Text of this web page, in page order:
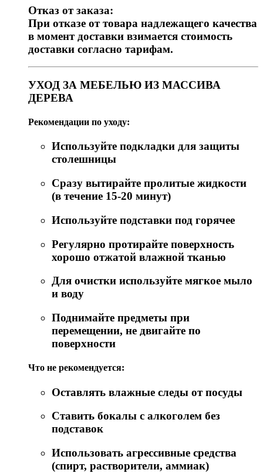
Отказ от заказа:
При отказе от товара надлежащего качества
в момент доставки взимается стоимость
доставки согласно тарифам.
УХОД ЗА МЕБЕЛЬЮ ИЗ МАССИВА
ДЕРЕВА
Рекомендации по уходу:
Используйте подкладки для защиты
столешницы
Сразу вытирайте пролитые жидкости
(в течение 15-20 минут)
Используйте подставки под горячее
Регулярно протирайте поверхность
хорошо отжатой влажной тканью
Для очистки используйте мягкое мыло
и воду
Поднимайте предметы при
перемещении, не двигайте по
поверхности
Что не рекомендуется:
Оставлять влажные следы от посуды
Ставить бокалы с алкоголем без
подставок
Использовать агрессивные средства
(спирт, растворители, аммиак)